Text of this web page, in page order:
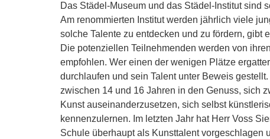
Das Städel-Museum und das Städel-Institut sind
Am renommierten Institut werden jährlich viele
solche Talente zu entdecken und zu fördern, gibt
Die potenziellen Teilnehmenden werden von
empfohlen. Wer einen der wenigen Plätze
durchlaufen und sein Talent unter Beweis
zwischen 14 und 16 Jahren in den Genuss, sich
Kunst auseinanderzusetzen, sich selbst
kennenzulernen. Im letzten Jahr hat Herr Voss
Schule überhaupt als Kunsttalent vorgeschlagen